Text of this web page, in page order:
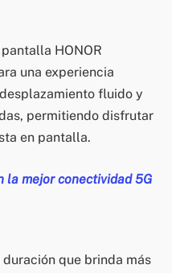
HONOR
una experiencia
fluido y
permitiendo disfrutar
en pantalla.
la mejor conectividad 5G
que brinda más